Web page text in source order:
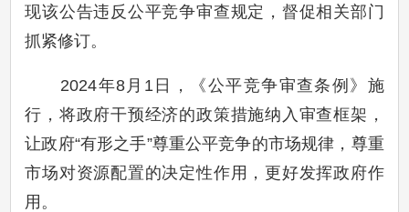
现该公告违反公平竞争审查规定，督促相关部门
抓紧修订。
2024年8月1日，《公平竞争审查条例》施
行，将政府干预经济的政策措施纳入审查框架，
让政府“有形之手”尊重公平竞争的市场规律，尊重
市场对资源配置的决定性作用，更好发挥政府作
用。